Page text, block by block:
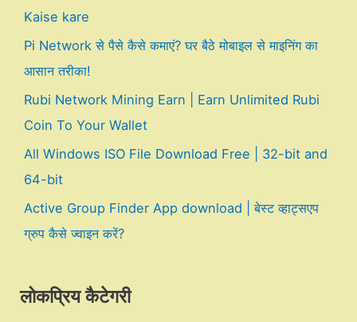
Kaise kare
Pi Network से पैसे कैसे कमाएं? घर बैठे मोबाइल से माइनिंग का
आसान तरीका!
Rubi Network Mining Earn | Earn Unlimited Rubi
Coin To Your Wallet
All Windows ISO File Download Free | 32-bit and
64-bit
Active Group Finder App download | बेस्ट व्हाट्सएप
ग्रुप कैसे ज्वाइन करें?
लोकप्रिय कैटेगरी